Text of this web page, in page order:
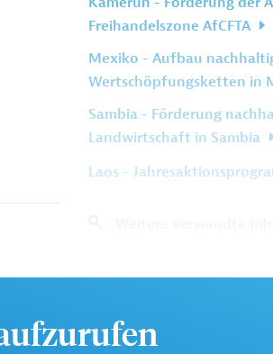
Freihandelszone AfCFTA
Mexiko - Aufbau
Wertschöpfungsketten in
Sambia - Förderung
Landwirtschaft in Sambia
Laos -